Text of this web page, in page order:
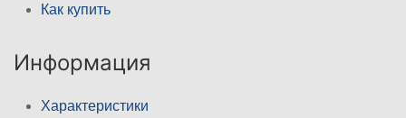
Как купить
Информация
Характеристики